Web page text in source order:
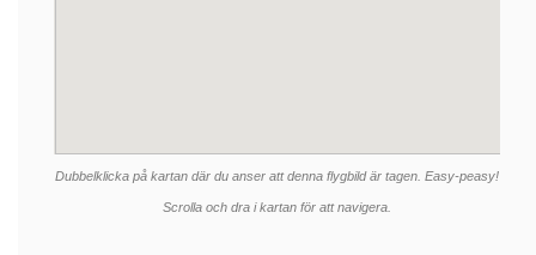
Dubbelklicka på kartan där du anser att denna flygbild är tagen. Easy-peasy!
Scrolla och dra i kartan för att navigera.